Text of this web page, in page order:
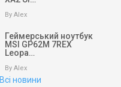
By Alex
Геймерський ноутбук
MSI GP62M 7REX
Leopa…
By Alex
Всі новини